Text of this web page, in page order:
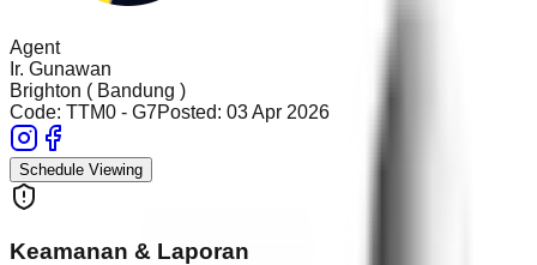
Agent
Ir. Gunawan
Brighton ( Bandung )
Code: TTM0 - G7Posted: 03 Apr 2026
Schedule Viewing
Keamanan & Laporan